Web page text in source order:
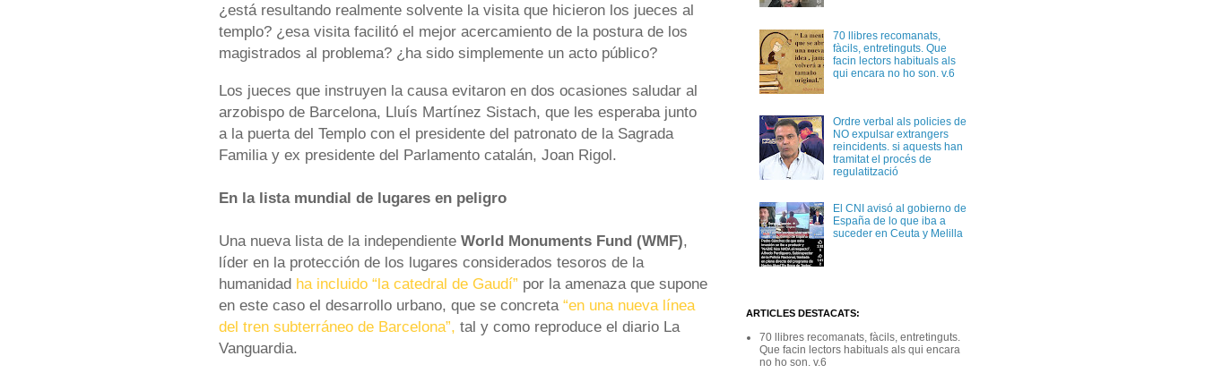
¿está resultando realmente solvente la visita que hicieron los jueces al
templo? ¿esa visita facilitó el mejor acercamiento de la postura de los
magistrados al problema? ¿ha sido simplemente un acto público?
Los jueces que instruyen la causa evitaron en dos ocasiones saludar al
arzobispo de Barcelona, Lluís Martínez Sistach, que les esperaba junto
a la puerta del Templo con el presidente del patronato de la Sagrada
Familia y ex presidente del Parlamento catalán, Joan Rigol.
En la lista mundial de lugares en peligro
Una nueva lista de la independiente World Monuments Fund (WMF),
líder en la protección de los lugares considerados tesoros de la
humanidad ha incluido “la catedral de Gaudí” por la amenaza que supone
en este caso el desarrollo urbano, que se concreta “en una nueva línea
del tren subterráneo de Barcelona”, tal y como reproduce el diario La
Vanguardia.
70 llibres recomanats,
fàcils, entretinguts. Que
facin lectors habituals als
qui encara no ho son. v.6
Ordre verbal als policies de
NO expulsar extrangers
reincidents. si aquests han
tramitat el procés de
regulatització
El CNI avisó al gobierno de
España de lo que iba a
suceder en Ceuta y Melilla
ARTICLES DESTACATS:
70 llibres recomanats, fàcils, entretinguts.
Que facin lectors habituals als qui encara
no ho son. v.6